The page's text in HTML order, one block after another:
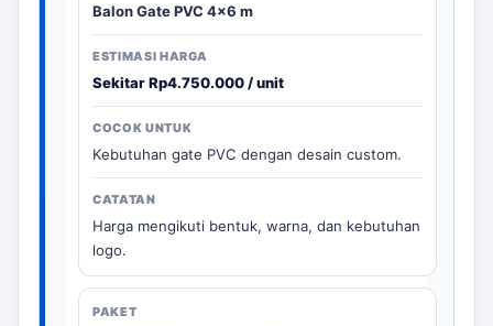
Balon Gate PVC 4x6 m
Sekitar Rp4.750.000 / unit
Kebutuhan gate PVC dengan desain custom.
Harga mengikuti bentuk, warna, dan kebutuhan
logo.